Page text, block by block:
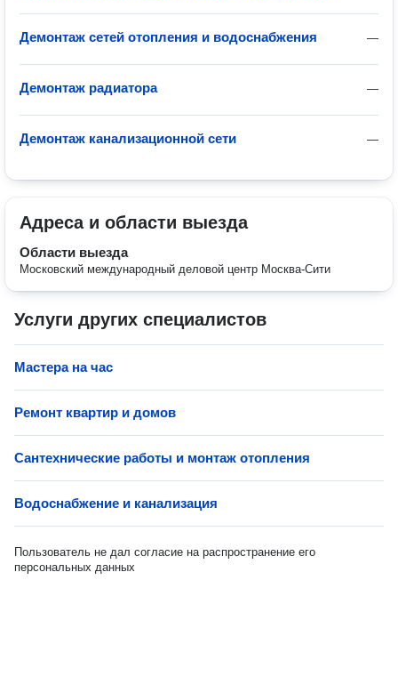
—
Демонтаж сетей отопления и водоснабжения
—
Демонтаж радиатора
—
Демонтаж канализационной сети
Адреса и области выезда
Области выезда
Московский международный деловой центр Москва-Сити
Услуги других специалистов
Мастера на час
Ремонт квартир и домов
Сантехнические работы и монтаж отопления
Водоснабжение и канализация
Пользователь не дал согласие на распространение его
персональных данных